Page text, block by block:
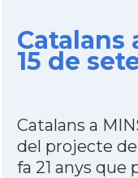
Catalans
15 de
Catalans a
del projecte
fa 21 anys que